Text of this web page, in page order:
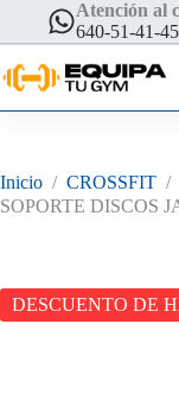
contenido
Atención al
640-51-41-45
Inicio / CROSSFIT /
SOPORTE DISCOS
DESCUENTO DE